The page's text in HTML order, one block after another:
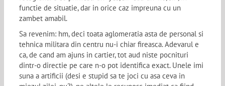
functie de situatie, dar in orice caz impreuna cu un
zambet amabil.
Sa revenim: hm, deci toata aglomeratia asta de personal si
tehnica militara din centru nu-i chiar fireasca. Adevarul e
ca, de cand am ajuns in cartier, tot aud niste pocnituri
dintr-o directie pe care n-o pot identifica exact. Unele imi
suna a artificii (desi e stupid sa te joci cu asa ceva in